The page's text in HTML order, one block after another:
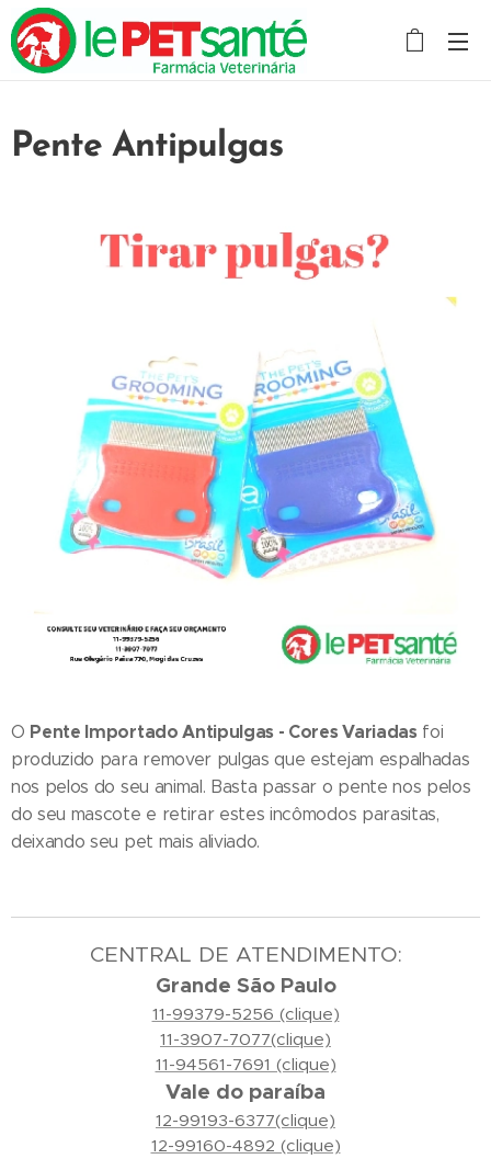
Pente Antipulgas
O Pente Importado Antipulgas - Cores Variadasfoi
produzido para remover pulgas que estejam espalhadas
nos pelos do seu animal. Basta passar o pente nos pelos
do seu mascote e retirar estes incômodos parasitas,
deixando seu pet mais aliviado.
CENTRAL DE ATENDIMENTO:
Grande São Paulo
11-99379-5256 (clique)
11-3907-7077(clique)
11-94561-7691 (clique)
Vale do paraíba
12-99193-6377(clique)
12-99160-4892 (clique)